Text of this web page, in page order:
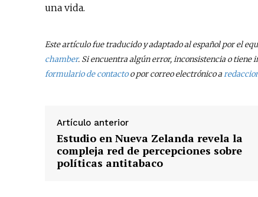
una vida.
Este artículo fue traducido y adaptado al español por el
chamber. Si encuentra algún error, inconsistencia o
formulario de contactoo por correo electrónico a
Artículo anterior
Estudio en Nueva Zelanda revela la
compleja red de percepciones sobre
políticas antitabaco